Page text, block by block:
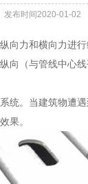
发布时间2020-01-02
向力和横向力进
向（与管线中心
统。当建筑物遭
果。